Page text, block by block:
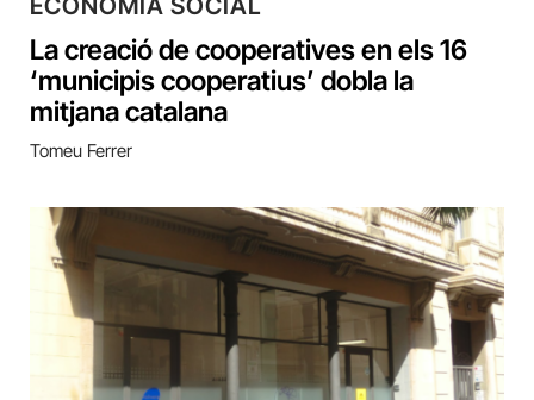
ECONOMIA SOCIAL
La creació de cooperatives en els 16
‘municipis cooperatius’ dobla la
mitjana catalana
Tomeu Ferrer